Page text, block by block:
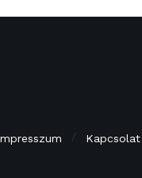
Kapcsolat